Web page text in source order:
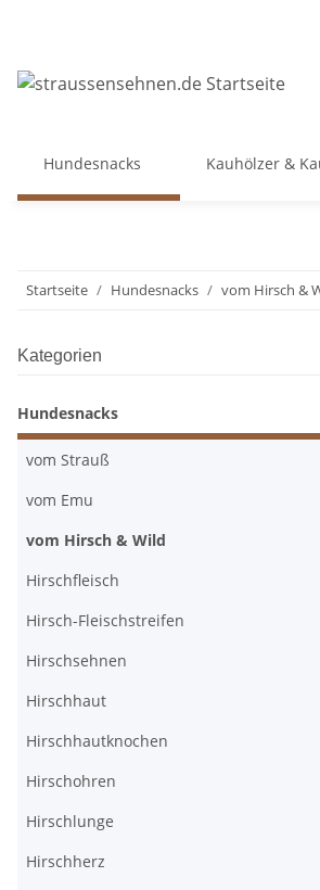
Hundesnacks Kauhölzer &
Startseite Hundesnacks vom Hirsch &
Kategorien
Hundesnacks
vom Strauß
vom Emu
vom Hirsch & Wild
Hirschfleisch
Hirsch-Fleischstreifen
Hirschsehnen
Hirschhaut
Hirschhautknochen
Hirschohren
Hirschlunge
Hirschherz